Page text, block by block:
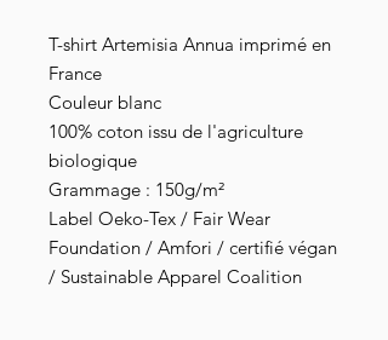
T-shirt Artemisia Annua imprimé en
France
Couleur blanc
100% coton issu de l'agriculture
biologique
Grammage : 150g/m²
Label Oeko-Tex / Fair Wear
Foundation / Amfori / certifié végan
/ Sustainable Apparel Coalition